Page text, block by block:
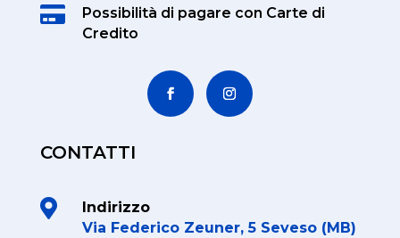
 Possibilità di pagare con Carte di
Credito
CONTATTI

Indirizzo
Via Federico Zeuner, 5 Seveso (MB)